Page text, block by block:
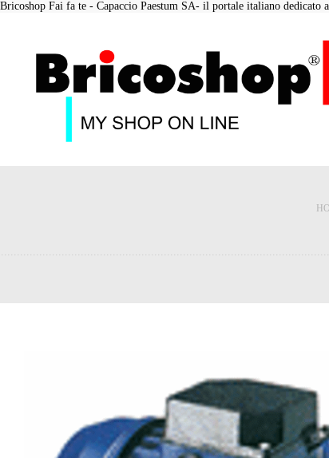
Bricoshop Fai fa te - Capaccio Paestum SA- il portale italiano